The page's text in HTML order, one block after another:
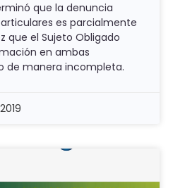
que la denuncia
es parcialmente
que el Sujeto Obligado
en ambas
de manera incompleta.